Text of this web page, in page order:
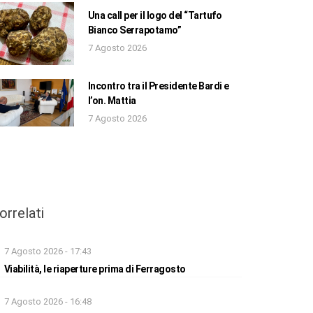
Una call per il logo del “Tartufo
Bianco Serrapotamo”
7 Agosto 2026
Incontro tra il Presidente Bardi e
l’on. Mattia
7 Agosto 2026
7 Agosto 2026 - 17:43
Viabilità, le riaperture prima di Ferragosto
7 Agosto 2026 - 16:48